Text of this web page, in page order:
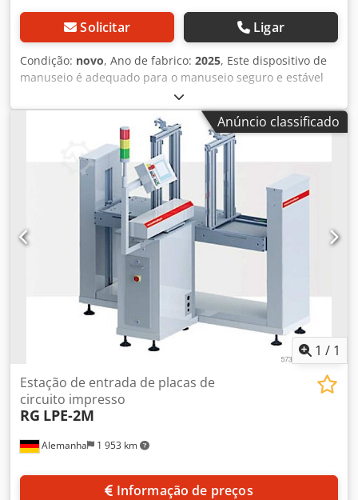
Solicitar Ligar
Condição: novo, Ano de fabrico: 2025, Este dispositivo de
manuseio é adequado para o manuseio seguro e estável
de materiais de grande área com apenas um operador. O
dispositivo pode ser adicionado a qualquer máquina como
uma unidade independente. A relação preço-desempenho
é convincente, pois o tempo de retorno é inferior a um
ano. Consiste nas seguintes peças principais: (também
disponível separadamente) - suporte de colunas - braço
giratório - Travessia de elevação com operação Dados
técnicos VT 500: Capacidade de elevação: 500 kg altura
máxima de elevação : 1750 mm Velocidade de elevação : 4
e 8 m/min Raio de viragem máximo : 3900 mm Ligação à
rede: 400 V / 50 Hz Dimensões máximas do produto: 4000 x
2000 mm² (dependendo do peso) Altura total: 3580 mm
Peso total: 850 kg Em alternativa, oferecemos este
dispositivo de manuseamento com uma capacidade de
elevação de 1000 kg. Djdpfxjfi Trbj Adkeck
Anúncio classificado
1 / 1
Alemanha 1 953 km
Estação de entrada de placas de
circuito impresso
RG LPE-2M
Informação de preços